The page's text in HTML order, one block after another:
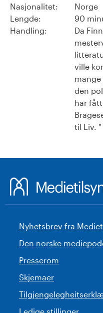
Nasjonalitet:
Norge
Lengde:
90
Handling:
Da
ville
mange
den
har
til Liv. "
Nyhetsbrev fra
Den norske
Presserom
Skjemaer